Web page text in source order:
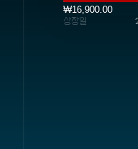
₩16,900.00
상장일